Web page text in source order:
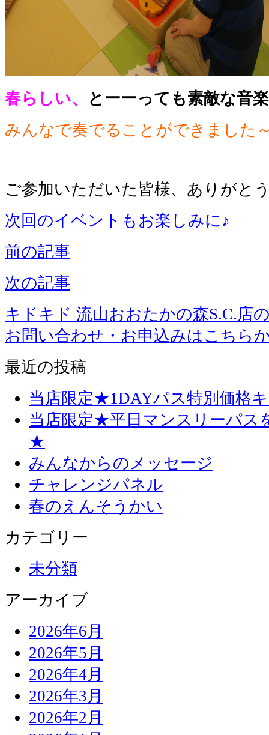
春らしい、
とーーっても素敵な音
みんなで奏でることができまし
ご参加いただいた皆様、ありがと
次回のイベントもお楽しみに♪
前の記事
次の記事
キドキド 流山おおたかの森S.C.店
お問い合わせ・お申込みはこちら
最近の投稿
当店限定★1DAYパス特別価格
当店限定★平日マンスリーパス
★
みんなからのメッセージ
チャレンジパネル
春のえんそうかい
カテゴリー
未分類
アーカイブ
2026年6月
2026年5月
2026年4月
2026年3月
2026年2月